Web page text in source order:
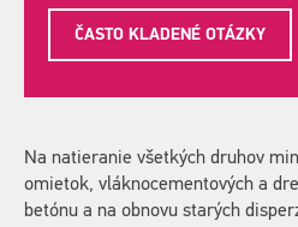
ČASTO KLADENÉ OTÁZKY
Na natieranie všetkých druhov
omietok, vláknocementových a
betónu a na obnovu starých